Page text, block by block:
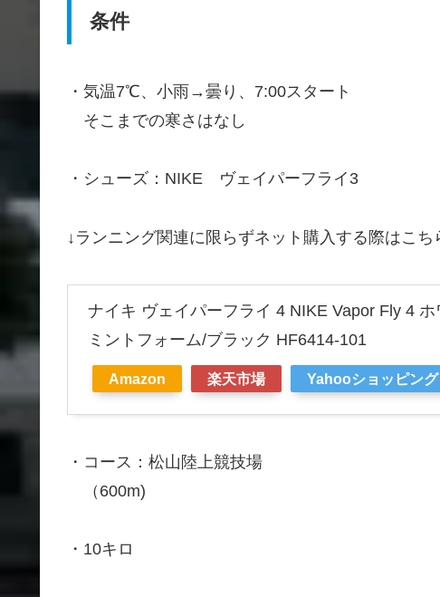
条件
・気温7℃、小雨→曇り、7:00スタート
そこまでの寒さはなし
・シューズ：NIKE ヴェイパーフライ3
↓ランニング関連に限らずネット購入する際はこ
ナイキ ヴェイパーフライ 4 NIKE Vapor Fly 4
ミントフォーム/ブラック HF6414-101
Amazon 楽天市場 Yahooショッピング
・コース：松山陸上競技場
（600m)
・10キロ